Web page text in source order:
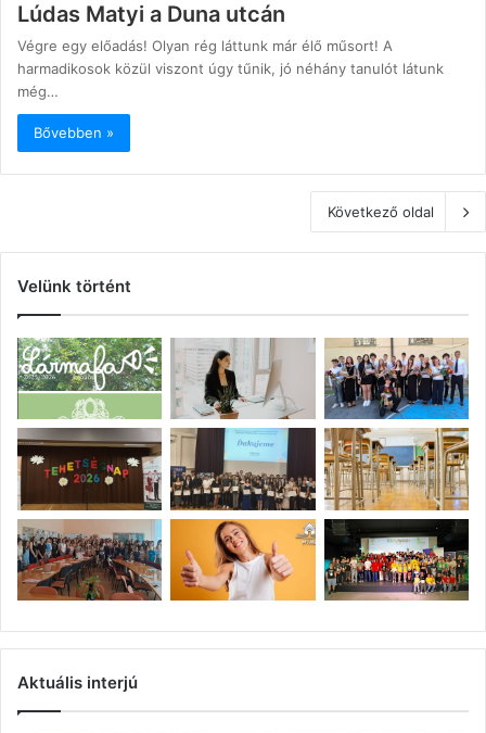
Lúdas Matyi a Duna utcán
Végre egy előadás! Olyan rég láttunk már élő műsort! A
harmadikosok közül viszont úgy tűnik, jó néhány tanulót látunk
még…
Bővebben »
Következő oldal
Velünk történt
Aktuális interjú